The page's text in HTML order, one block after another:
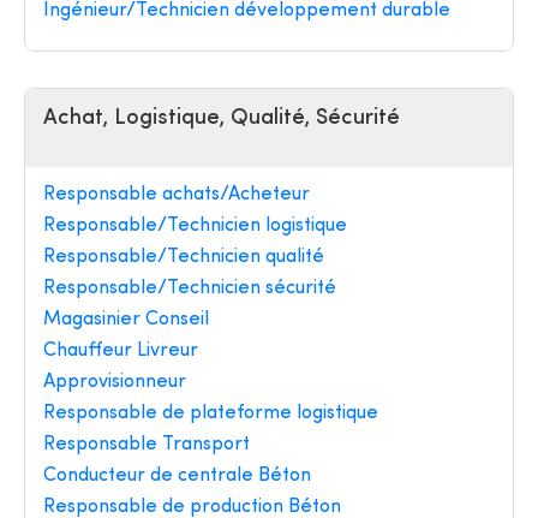
Ingénieur/Technicien développement durable
Achat, Logistique, Qualité, Sécurité
Responsable achats/Acheteur
Responsable/Technicien logistique
Responsable/Technicien qualité
Responsable/Technicien sécurité
Magasinier Conseil
Chauffeur Livreur
Approvisionneur
Responsable de plateforme logistique
Responsable Transport
Conducteur de centrale Béton
Responsable de production Béton